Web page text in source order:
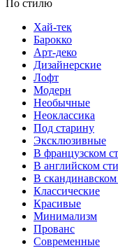
По стилю
Хай-тек
Барокко
Арт-деко
Дизайнерские
Лофт
Модерн
Необычные
Неоклассика
Под старину
Эксклюзивные
В французском
В английском
В скандинавском
Классические
Красивые
Минимализм
Прованс
Современные